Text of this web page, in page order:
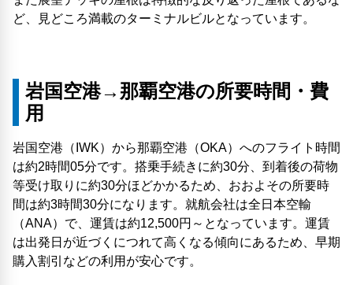
ど、見どころ満載のターミナルビルとなっています。
岩国空港→那覇空港の所要時間・費
用
岩国空港（IWK）から那覇空港（OKA）へのフライト時間
は約2時間05分です。搭乗手続きに約30分、到着後の荷物
等受け取りに約30分ほどかかるため、おおよその所要時
間は約3時間30分になります。就航会社は全日本空輸
（ANA）で、運賃は約12,500円～となっています。運賃
は出発日が近づくにつれて高くなる傾向にあるため、早期
購入割引などの利用が安心です。